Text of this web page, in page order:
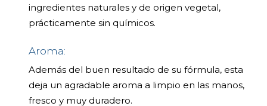
ingredientes naturales y de origen vegetal,
prácticamente sin químicos.
Aroma:
Además del buen resultado de su fórmula, esta
deja un agradable aroma a limpio en las manos,
fresco y muy duradero.